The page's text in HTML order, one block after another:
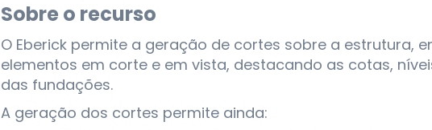
Sobre o recurso
O Eberick permite a geração de cortes sobre a estrutura,
elementos em corte e em vista, destacando as cotas,
das fundações.
A geração dos cortes permite ainda: